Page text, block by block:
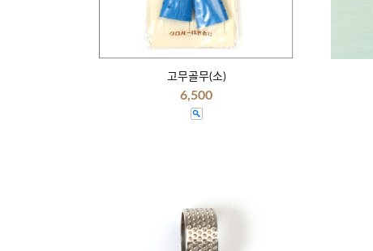
고무골무(소)
6,500